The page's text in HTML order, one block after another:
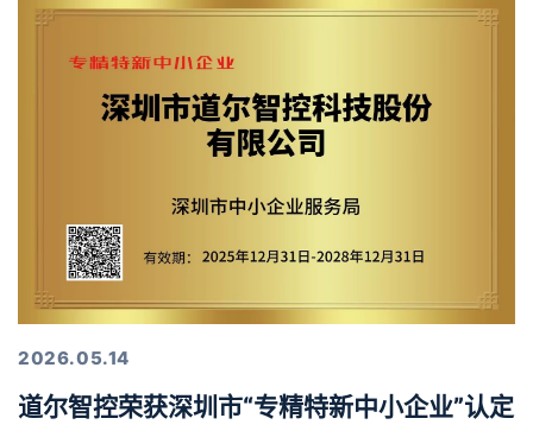
2026.05.14
道尔智控荣获深圳市“专精特新中小企业”认定